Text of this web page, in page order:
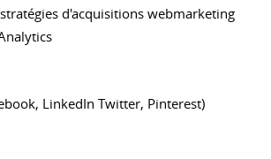
d'acquisitions webmarketing
LinkedIn Twitter, Pinterest)